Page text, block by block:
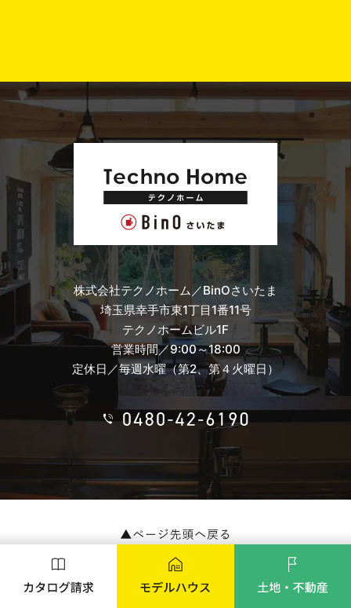
株式会社テクノホーム／BinOさいたま
埼玉県幸手市東1丁目1番11号
テクノホームビル1F
営業時間／9:00～18:00
定休日／毎週水曜（第2、第４火曜日）